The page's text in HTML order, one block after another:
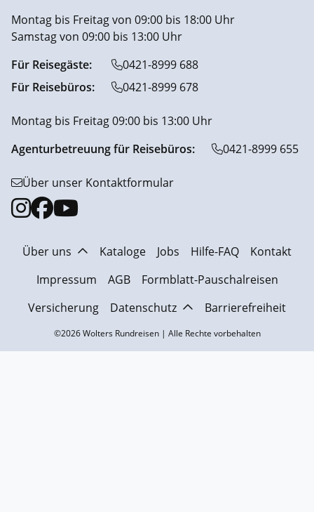
Montag bis Freitag von 09:00 bis 18:00 Uhr
Samstag von 09:00 bis 13:00 Uhr
Für Reisegäste:
0421-8999 688
Für Reisebüros:
0421-8999 678
Montag bis Freitag 09:00 bis 13:00 Uhr
Agenturbetreuung für Reisebüros:
0421-8999 655
Über unser Kontaktformular
Über uns Kataloge Jobs Hilfe-FAQ
Kontakt
Impressum
AGB
Formblatt-Pauschalreisen
Versicherung
Datenschutz Barrierefreiheit
©2026 Wolters Rundreisen | Alle Rechte vorbehalten